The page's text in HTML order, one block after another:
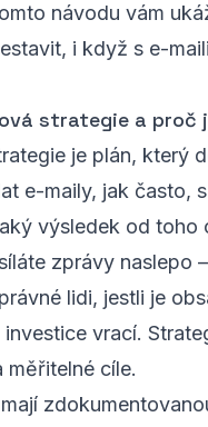
návodu vám
i když s e-
strategie a
je plán, který
e-maily, jak často,
výsledek od toho
zprávy naslepo
lidi, jestli je
investice vrací.
měřitelné cíle.